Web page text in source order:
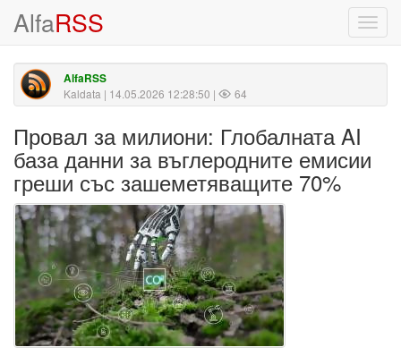
AlfaRSS
AlfaRSS
Kaldata | 14.05.2026 12:28:50 | 64
Провал за милиони: Глобалната AI
база данни за въглеродните емисии
греши със зашеметяващите 70%